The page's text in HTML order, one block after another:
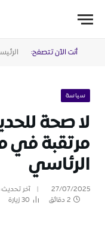
أنت الآن تتصفح:
سياسة
لا صحة
مرتقبة في
الرئاسي
27/07/2025 آخر تحديث:
2 دقائق
30زيارة